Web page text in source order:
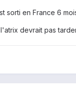
sorti en France 6
devrait pas